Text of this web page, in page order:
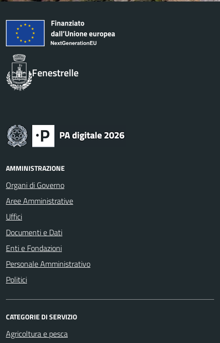
Fenestrelle
AMMINISTRAZIONE
Organi di Governo
Aree Amministrative
Uffici
Documenti e Dati
Enti e Fondazioni
Personale Amministrativo
Politici
CATEGORIE DI SERVIZIO
Agricoltura e pesca